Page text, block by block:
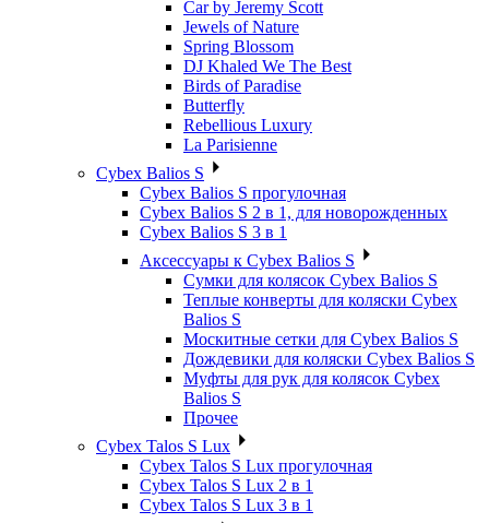
Car by Jeremy Scott
Jewels of Nature
Spring Blossom
DJ Khaled We The Best
Birds of Paradise
Butterfly
Rebellious Luxury
La Parisienne
Cybex Balios S
Cybex Balios S прогулочная
Cybex Balios S 2 в 1, для новорожденных
Cybex Balios S 3 в 1
Аксессуары к Cybex Balios S
Сумки для колясок Cybex Balios S
Теплые конверты для коляски Cybex
Balios S
Москитные сетки для Cybex Balios S
Дождевики для коляски Cybex Balios S
Муфты для рук для колясок Cybex
Balios S
Прочее
Cybex Talos S Lux
Cybex Talos S Lux прогулочная
Cybex Talos S Lux 2 в 1
Cybex Talos S Lux 3 в 1